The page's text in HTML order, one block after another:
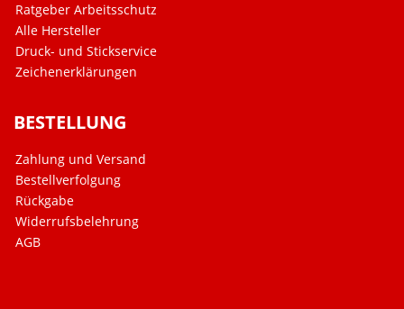
Ratgeber Arbeitsschutz
Alle Hersteller
Druck- und Stickservice
Zeichenerklärungen
BESTELLUNG
Zahlung und Versand
Bestellverfolgung
Rückgabe
Widerrufsbelehrung
AGB